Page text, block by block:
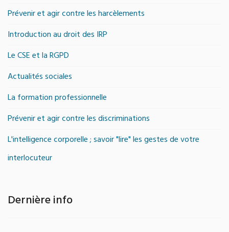
Prévenir et agir contre les harcèlements
Introduction au droit des IRP
Le CSE et la RGPD
Actualités sociales
La formation professionnelle
Prévenir et agir contre les discriminations
L'intelligence corporelle ; savoir "lire" les gestes de votre
interlocuteur
Dernière info